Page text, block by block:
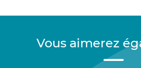
Vous aimerez